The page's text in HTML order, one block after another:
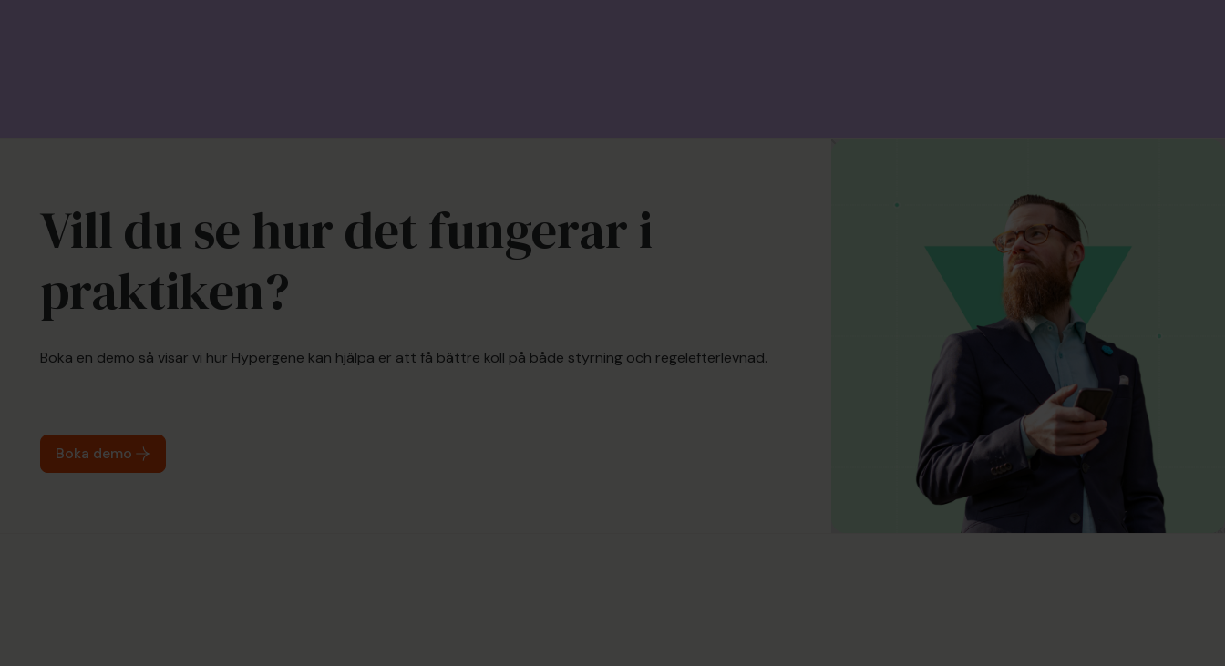
Vill du se hur det fungerar i
praktiken?
Boka en demo så visar vi hur Hypergene kan hjälpa er att få bättre koll på både styrning och regelefterlevnad.
Boka demo